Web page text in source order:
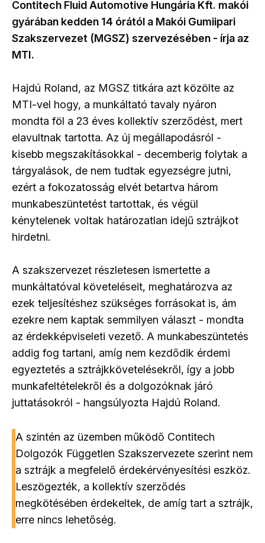
Contitech Fluid Automotive Hungária Kft. makói
gyárában kedden 14 órától a Makói Gumiipari
Szakszervezet (MGSZ) szervezésében - írja az
MTI.
Hajdú Roland, az MGSZ titkára azt közölte az
MTI-vel hogy, a munkáltató tavaly nyáron
mondta föl a 23 éves kollektív szerződést, mert
elavultnak tartotta. Az új megállapodásról -
kisebb megszakításokkal - decemberig folytak a
tárgyalások, de nem tudtak egyezségre jutni,
ezért a fokozatosság elvét betartva három
munkabeszüntetést tartottak, és végül
kénytelenek voltak határozatlan idejű sztrájkot
hirdetni.
A szakszervezet részletesen ismertette a
munkáltatóval követeléseit, meghatározva az
ezek teljesítéshez szükséges forrásokat is, ám
ezekre nem kaptak semmilyen választ - mondta
az érdekképviseleti vezető. A munkabeszüntetés
addig fog tartani, amíg nem kezdődik érdemi
egyeztetés a sztrájkkövetelésekről, így a jobb
munkafeltételekről és a dolgozóknak járó
juttatásokról - hangsúlyozta Hajdú Roland.
A szintén az üzemben működő Contitech
Dolgozók Független Szakszervezete szerint nem
a sztrájk a megfelelő érdekérvényesítési eszköz.
Leszögezték, a kollektív szerződés
megkötésében érdekeltek, de amíg tart a sztrájk,
erre nincs lehetőség.